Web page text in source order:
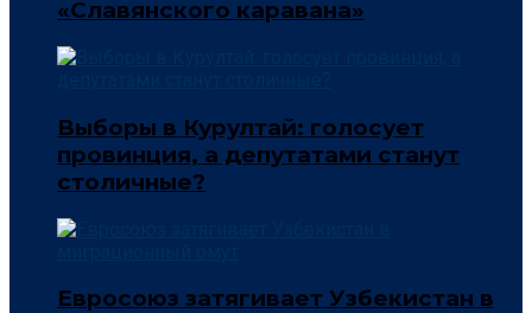
«Славянского каравана»
Выборы в Курултай: голосует
провинция, а депутатами станут
столичные?
Евросоюз затягивает Узбекистан в